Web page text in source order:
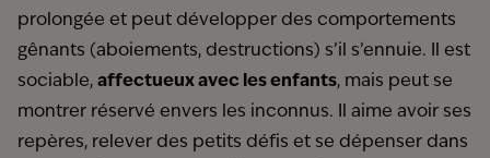
prolongée et peut développer des comportements
gênants (aboiements, destructions) s’il s’ennuie. Il est
sociable, affectueux avec les enfants, mais peut se
montrer réservé envers les inconnus. Il aime avoir ses
repères, relever des petits défis et se dépenser dans